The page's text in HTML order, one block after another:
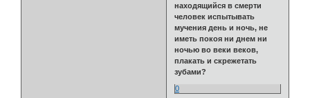
находящийся в смерти
человек испытывать
мучения день и ночь, не
иметь покоя ни днем ни
ночью во веки веков,
плакать и скрежетать
зубами?
0